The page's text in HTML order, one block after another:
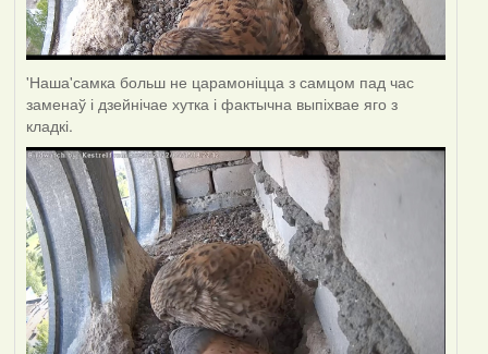
'Наша'самка больш не царамоніцца з самцом пад час
заменаў і дзейнічае хутка і фактычна выпіхвае яго з
кладкі.